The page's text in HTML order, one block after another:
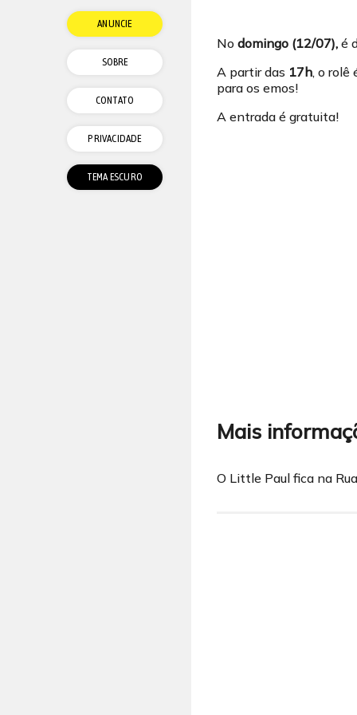
No domingo (12/07), é
A partir das 17h, o rolê
para os emos!
A entrada é gratuita!
Mais
O Little Paul fica na
ANUNCIE
SOBRE
CONTATO
PRIVACIDADE